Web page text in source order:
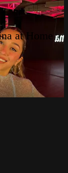
at Home